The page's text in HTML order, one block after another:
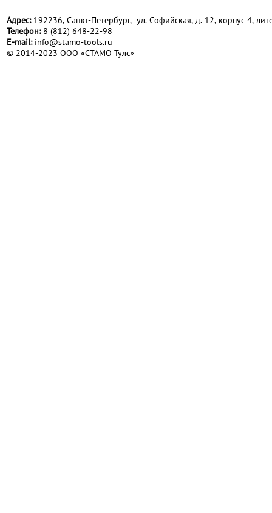
Адрес:192236, Санкт-Петербург, ул. Софийская, д. 12, корпус 4,
Телефон:8 (812) 648-22-98
Е-mail: info@stamo-tools.ru
© 2014-2023 ООО «СТАМО Тулс»